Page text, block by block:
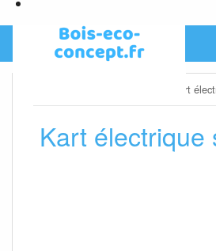
Kart
Kart électrique